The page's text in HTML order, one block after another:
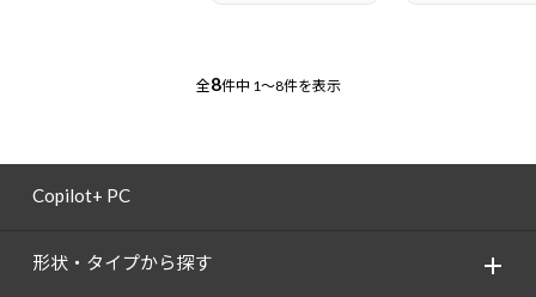
全8件中 1～8件を表示
Copilot+ PC
形状・タイプから探す